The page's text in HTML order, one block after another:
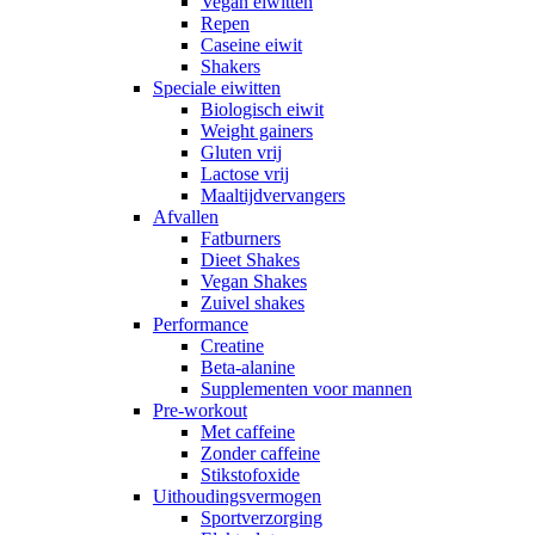
Repen
Caseine eiwit
Shakers
Speciale eiwitten
Biologisch eiwit
Weight gainers
Gluten vrij
Lactose vrij
Maaltijdvervangers
Afvallen
Fatburners
Dieet Shakes
Vegan Shakes
Zuivel shakes
Performance
Creatine
Beta-alanine
Supplementen voor mannen
Pre-workout
Met caffeine
Zonder caffeine
Stikstofoxide
Uithoudingsvermogen
Sportverzorging